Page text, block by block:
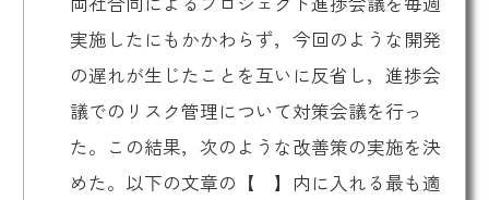
実施したにもかかわらず，今回のような開発
の遅れが生じたことを互いに反省し，進捗会
議でのリスク管理について対策会議を行っ
た。この結果，次のような改善策の実施を決
めた。以下の文章の【 】内に入れる最も適